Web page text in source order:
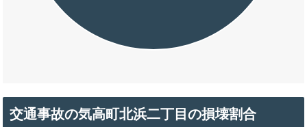
交通事故の気高町北浜二丁目の損壊割合